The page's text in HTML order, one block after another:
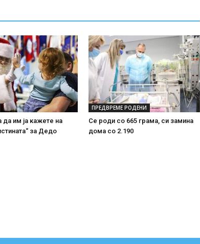
да им ја кажете на
за Дедо
ПРЕДВРЕМЕ РОДЕНИ
Се роди со 665 грама, си замина
дома со 2.190